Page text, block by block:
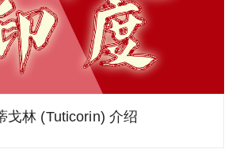
戈林 (Tuticorin) 介绍